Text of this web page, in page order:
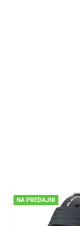
NA PREDAJNI